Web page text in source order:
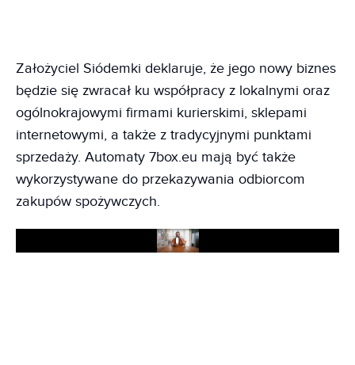
Założyciel Siódemki deklaruje, że jego nowy biznes
będzie się zwracał ku współpracy z lokalnymi oraz
ogólnokrajowymi firmami kurierskimi, sklepami
internetowymi, a także z tradycyjnymi punktami
sprzedaży. Automaty 7box.eu mają być także
wykorzystywane do przekazywania odbiorcom
zakupów spożywczych.
Play